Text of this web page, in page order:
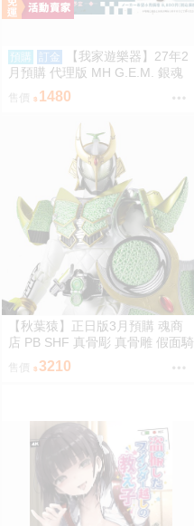
預購 訂金
【我家遊樂器】27年2
月預購 代理版 MH G.E.M. 銀魂
坂田銀時 攘夷志士
1480
【秋葉猿】正日版3月預購 魂商
店 PB SHF 真骨彫 真骨雕 假面騎
士 鎧武 斬月 哈密瓜
售價 3210